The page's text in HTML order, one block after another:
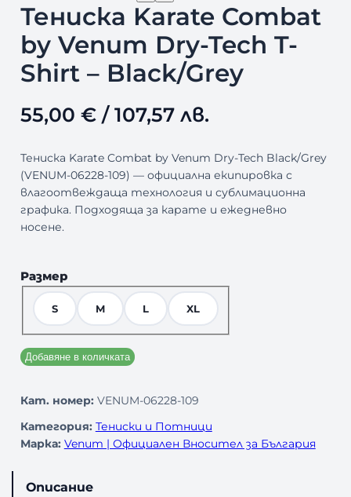
Тениска Karate Combat
by Venum Dry-Tech T-
Shirt – Black/Grey
55,00 €/ 107,57 лв.
Тениска Karate Combat by Venum Dry-Tech Black/Grey
(VENUM-06228-109) — официална екипировка с
влагоотвеждаща технология и сублимационна
графика. Подходяща за карате и ежедневно
носене.
Размер
S M L XL
Добавяне в количката
Кат. номер: VENUM-06228-109
Категория: Тениски и Потници
Марка: Venum | Официален Вносител за България
Описание